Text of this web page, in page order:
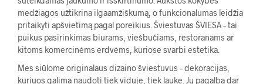
medžiagos užtikrina ilgaamžiškumą, o funkcionalumas leidžia
pritaikyti apšvietimą pagal poreikius. Šviestuvas ŠVIESA – tai
puikus pasirinkimas biurams, viešbučiams, restoranams ar
kitoms komercinėms erdvėms, kuriose svarbi estetika.
Mes siūlome originalaus dizaino šviestuvus – dekoracijas,
kuriuos galima naudoti tiek viduje, tiek lauke. Jų pagalba dar